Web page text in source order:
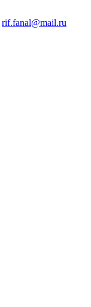
rif.fanal@mail.ru